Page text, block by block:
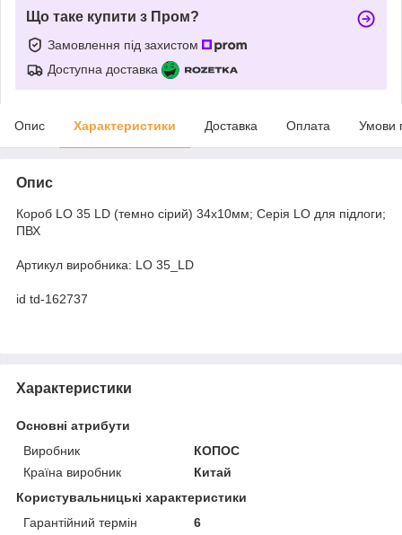
Що таке купити з Пром?
Замовлення під захистом
Доступна доставка
Опис Характеристики Доставка Оплата Умови
Опис
Короб LO 35 LD (темно сірий) 34х10мм; Серія LО для підлоги;
ПВХ
Артикул виробника: LO 35_LD
id td-162737
Характеристики
Основні атрибути
Виробник
КОПОС
Країна виробник
Китай
Користувальницькі характеристики
Гарантійний термін
6